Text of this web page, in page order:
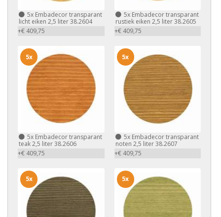
5x Embadecor transparant
licht eiken 2,5 liter 38.2604
+€ 409,75
5xEmbadecor transparant
rustiek eiken 2,5 liter 38.2605
+€ 409,75
5x Embadecor transparant
teak 2,5 liter 38.2606
+€ 409,75
5x
5xEmbadecor transparant
noten 2,5 liter 38.2607
+€ 409,75
5x
5x 5x